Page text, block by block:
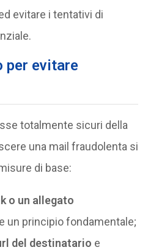
evitare i tentativi di
per evitare
totalmente sicuri della
una mail fraudolenta si
di base:
o un allegato
un principio fondamentale;
del destinatario e